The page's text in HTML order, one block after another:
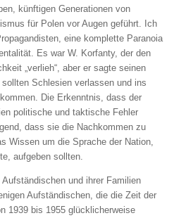
künftigen Generationen von
für Polen vor Augen geführt. Ich
eine komplette Paranoia
Es war W. Korfanty, der den
„verlieh“, aber er sagte seinen
Schlesien verlassen und ins
Die Erkenntnis, dass der
politische und taktische Fehler
dass sie die Nachkommen zu
Wissen um die Sprache der Nation,
aufgeben sollten.
und ihrer Familien
Aufständischen, die die Zeit der
1939 bis 1955 glücklicherweise